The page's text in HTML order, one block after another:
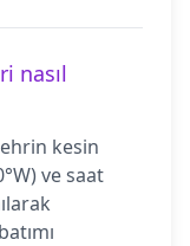
nasıl
kesin
ve saat